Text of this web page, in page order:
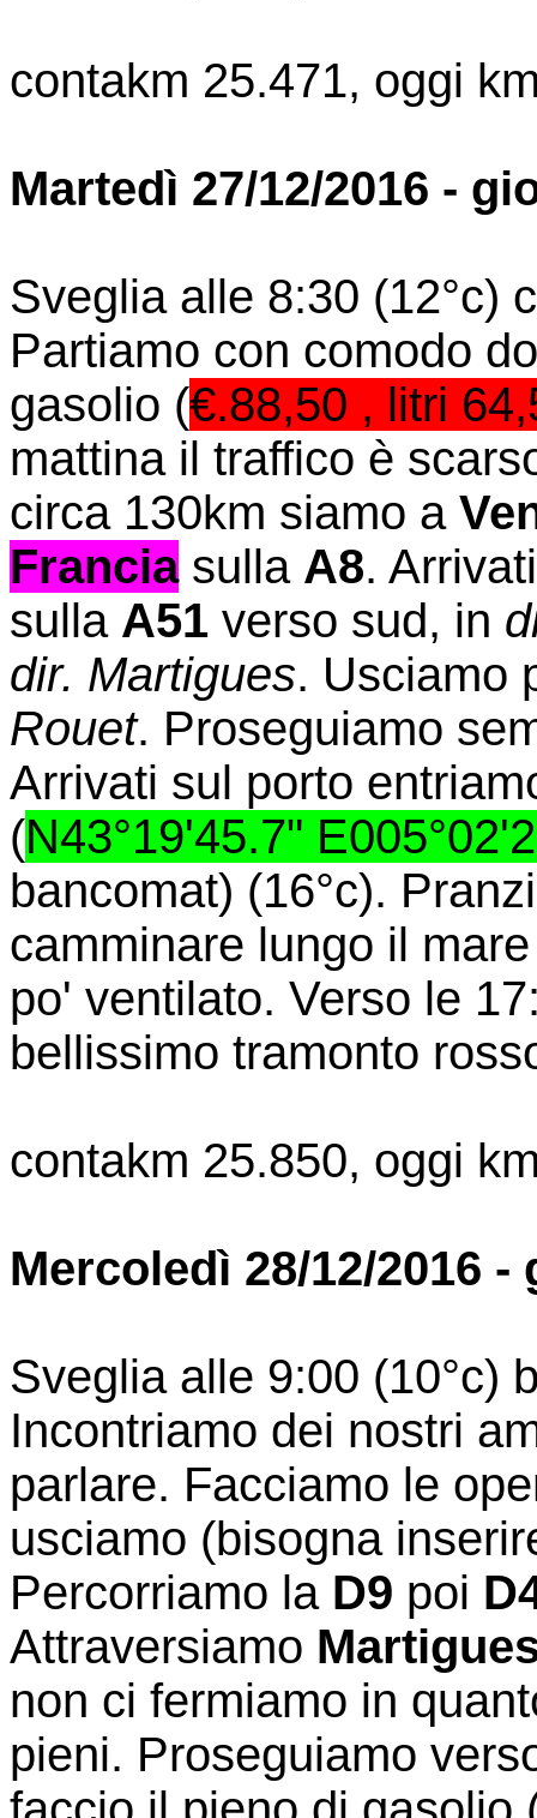
contakm 25.471, oggi
Martedì 27/12/2016 -
Sveglia alle 8:30 (12°c)
Partiamo con comodo
gasolio (€.88,50 , litri
mattina il traffico è
circa 130km siamo a
Franciasulla A8.
sulla A51 verso sud, in
dir. Martigues. Usciamo
Rouet. Proseguiamo
Arrivati sul porto
(N43°19'45.7"
bancomat) (16°c).
camminare lungo il
po' ventilato. Verso le
bellissimo tramonto
contakm 25.850, oggi
Mercoledì 28/12/2016 -
Sveglia alle 9:00 (10°c)
Incontriamo dei nostri
parlare. Facciamo le
usciamo (bisogna
Percorriamo la D9 poi
Attraversiamo
non ci fermiamo in
pieni. Proseguiamo